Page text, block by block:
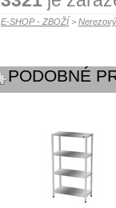
E-SHOP - ZBOŽÍ >
PODOBNÉ